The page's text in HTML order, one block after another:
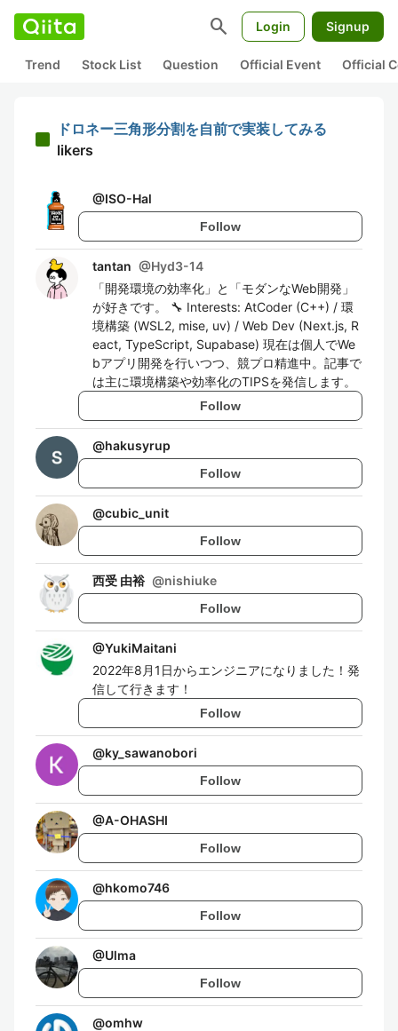
search Login Signup
Trend Stock List Question Official Event Official
ドロネー三角形分割を自前で実装してみる
likers
@ISO-Hal
Follow
tantan @Hyd3-14
「開発環境の効率化」と「モダンなWeb開発」
が好きです。 🔧 Interests: AtCoder (C++) / 環
境構築 (WSL2, mise, uv) / Web Dev (Next.js, R
eact, TypeScript, Supabase) 現在は個人でWe
bアプリ開発を行いつつ、競プロ精進中。記事で
は主に環境構築や効率化のTIPSを発信します。
Follow
@hakusyrup
Follow
@cubic_unit
Follow
西受 由裕 @nishiuke
Follow
@YukiMaitani
2022年8月1日からエンジニアになりました！発
信して行きます！
Follow
@ky_sawanobori
Follow
@A-OHASHI
Follow
@hkomo746
Follow
@Ulma
Follow
@omhw